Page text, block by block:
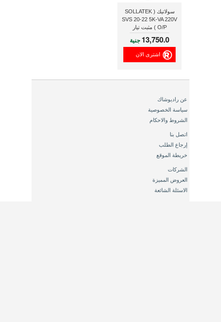
سولاتيك ( SOLLATEK
SVS 20-22 5K-VA 220V
O/P ) مثبت تيار
13,750.0 جنية
اشترى الان
عن راديوشاك
سياسة الخصوصية
الشروط والاحكام
اتصل بنا
إرجاع الطلب
خريطة الموقع
الشركات
العروض المميزة
الاسئلة الشائعة